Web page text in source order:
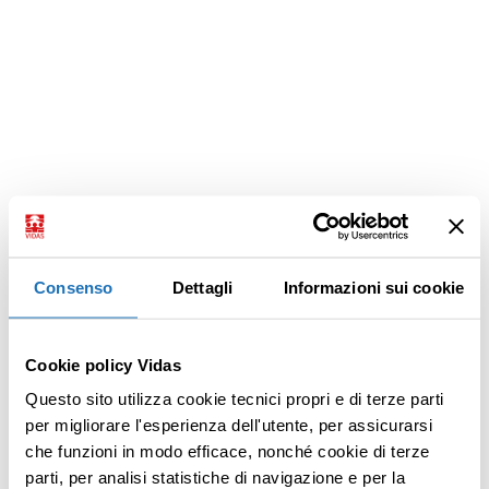
Consenso Dettagli Informazioni sui cookie
Cookie policy Vidas
Questo sito utilizza cookie tecnici propri e di terze parti
per migliorare l'esperienza dell'utente, per assicurarsi
che funzioni in modo efficace, nonché cookie di terze
parti, per analisi statistiche di navigazione e per la